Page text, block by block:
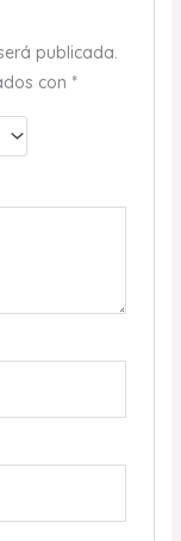
publicada.
con *